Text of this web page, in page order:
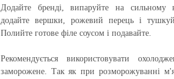
Додайте бренді, випаруйте на сильному
додайте вершки, рожевий перець і
Полийте готове філе соусом і подавайте.
Рекомендується використовувати
заморожене. Так як при розморожуванні